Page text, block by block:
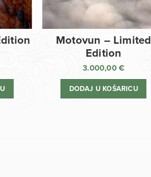
Motovun – Limited
Edition
3.000,00 €
DODAJ U KOŠARICU